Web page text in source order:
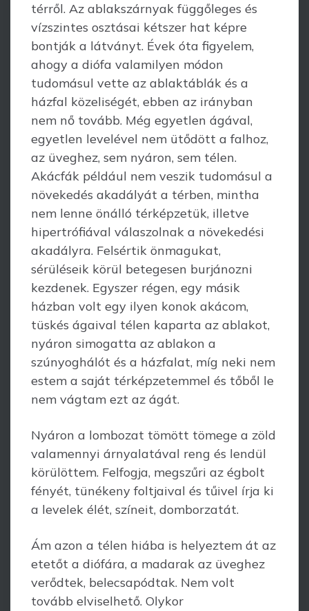
térről. Az ablakszárnyak függőleges és
vízszintes osztásai kétszer hat képre
bontják a látványt. Évek óta figyelem,
ahogy a diófa valamilyen módon
tudomásul vette az ablaktáblák és a
házfal közeliségét, ebben az irányban
nem nő tovább. Még egyetlen ágával,
egyetlen levelével nem ütődött a falhoz,
az üveghez, sem nyáron, sem télen.
Akácfák például nem veszik tudomásul a
növekedés akadályát a térben, mintha
nem lenne önálló térképzetük, illetve
hipertrófiával válaszolnak a növekedési
akadályra. Felsértik önmagukat,
sérüléseik körül betegesen burjánozni
kezdenek. Egyszer régen, egy másik
házban volt egy ilyen konok akácom,
tüskés ágaival télen kaparta az ablakot,
nyáron simogatta az ablakon a
szúnyoghálót és a házfalat, míg neki nem
estem a saját térképzetemmel és tőből le
nem vágtam ezt az ágát.
Nyáron a lombozat tömött tömege a zöld
valamennyi árnyalatával reng és lendül
körülöttem. Felfogja, megszűri az égbolt
fényét, tünékeny foltjaival és tűivel írja ki
a levelek élét, színeit, domborzatát.
Ám azon a télen hiába is helyeztem át az
etetőt a diófára, a madarak az üveghez
verődtek, belecsapódtak. Nem volt
tovább elviselhető. Olykor